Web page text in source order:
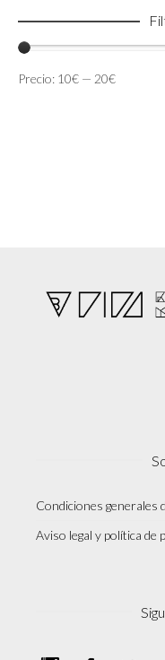
Precio
Precio
Precio: 10€ — 20€
Condiciones generales
Aviso legal y política de